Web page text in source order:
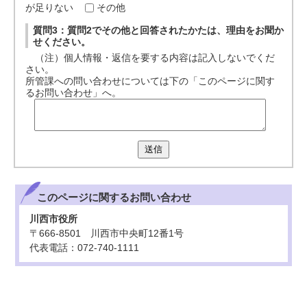
が足りない
その他
質問3：質問2でその他と回答されたかたは、理由をお聞か
せください。
（注）個人情報・返信を要する内容は記入しないでくだ
さい。
所管課への問い合わせについては下の「このページに関す
るお問い合わせ」へ。
送信
このページに関するお問い合わせ
川西市役所
〒666-8501 川西市中央町12番1号
代表電話：072-740-1111